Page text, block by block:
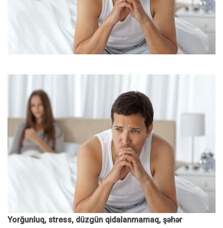
Yorğunluq, stress, düzgün qidalanmamaq, şəhər